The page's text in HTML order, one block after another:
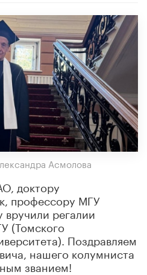
Асмолова
доктору
профессору МГУ
регалии
(Томского
Поздравляем
нашего колумниста
званием!